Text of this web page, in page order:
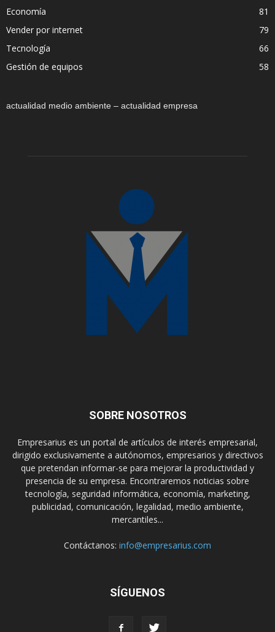
Economía
81
Vender por internet
79
Tecnología
66
Gestión de equipos
58
actualidad medio ambiente – actualidad empresa
SOBRE NOSOTROS
Empresarius es un portal de artículos de interés empresarial,
dirigido exclusivamente a autónomos, empresarios y directivos
que pretendan informar-se para mejorar la productividad y
presencia de su empresa. Encontraremos noticias sobre
tecnología, seguridad informática, economía, marketing,
publicidad, comunicación, legalidad, medio ambiente,
mercantiles...
Contáctanos: info@empresarius.com
SÍGUENOS